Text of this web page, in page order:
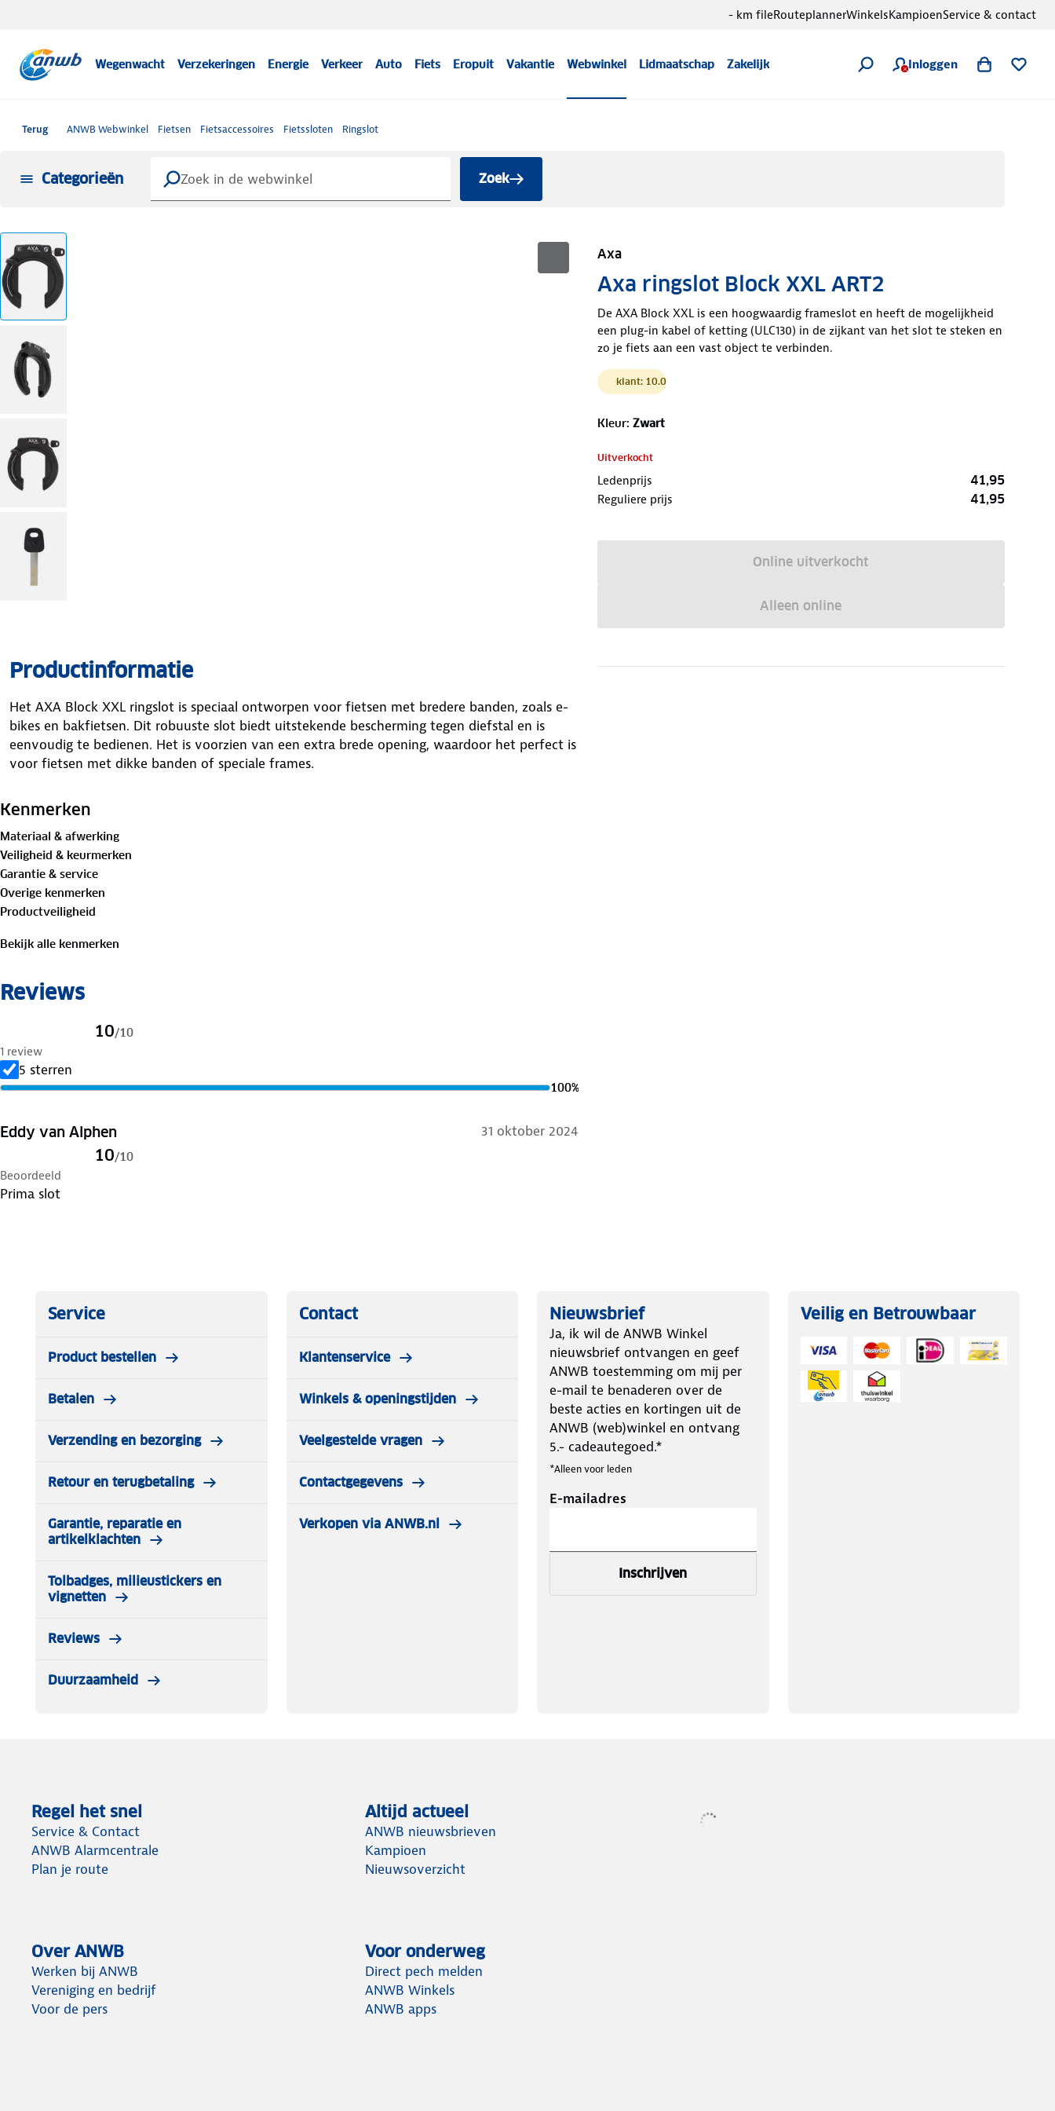
Wegenwacht Verzekeringen Energie Verkeer Auto Fiets Eropuit Vakantie Webwinkel Lidmaatschap Zakelijk Inloggen
- km fileRouteplannerWinkelsKampioenService & contact
Terug ANWB Webwinkel Fietsen Fietsaccessoires Fietssloten Ringslot
Categorieën Zoek
Axa
Axa ringslot Block XXL ART2
De AXA Block XXL is een hoogwaardig frameslot en heeft de mogelijkheid
een plug-in kabel of ketting (ULC130) in de zijkant van het slot te steken en
zo je fiets aan een vast object te verbinden.
klant: 10.0
Kleur: Zwart
Uitverkocht
Ledenprijs 41,95
Reguliere prijs 41,95
Online uitverkocht
Alleen online
Productinformatie
Het AXA Block XXL ringslot is speciaal ontworpen voor fietsen met bredere banden, zoals e-
bikes en bakfietsen. Dit robuuste slot biedt uitstekende bescherming tegen diefstal en is
eenvoudig te bedienen. Het is voorzien van een extra brede opening, waardoor het perfect is
voor fietsen met dikke banden of speciale frames.
Kenmerken
Materiaal & afwerking
Veiligheid & keurmerken
Garantie & service
Overige kenmerken
Productveiligheid
Bekijk alle kenmerken
Reviews
10/10
1 review
5 sterren
100%
Eddy van Alphen 31 oktober 2024
10/10
Beoordeeld
Prima slot
Service
Product bestellen
Betalen
Verzending en bezorging
Retour en terugbetaling
Garantie, reparatie en
artikelklachten
Tolbadges, milieustickers en
vignetten
Reviews
Duurzaamheid
Contact
Klantenservice
Winkels & openingstijden
Veelgestelde vragen
Contactgegevens
Verkopen via ANWB.nl
Nieuwsbrief
Ja, ik wil de ANWB Winkel
nieuwsbrief ontvangen en geef
ANWB toestemming om mij per
e-mail te benaderen over de
beste acties en kortingen uit de
ANWB (web)winkel en ontvang
5.- cadeautegoed.*
*Alleen voor leden
E-mailadres
Inschrijven
Veilig en Betrouwbaar
Regel het snel
Service & Contact
ANWB Alarmcentrale
Plan je route
Altijd actueel
ANWB nieuwsbrieven
Kampioen
Nieuwsoverzicht
Over ANWB
Werken bij ANWB
Vereniging en bedrijf
Voor de pers
Voor onderweg
Direct pech melden
ANWB Winkels
ANWB apps